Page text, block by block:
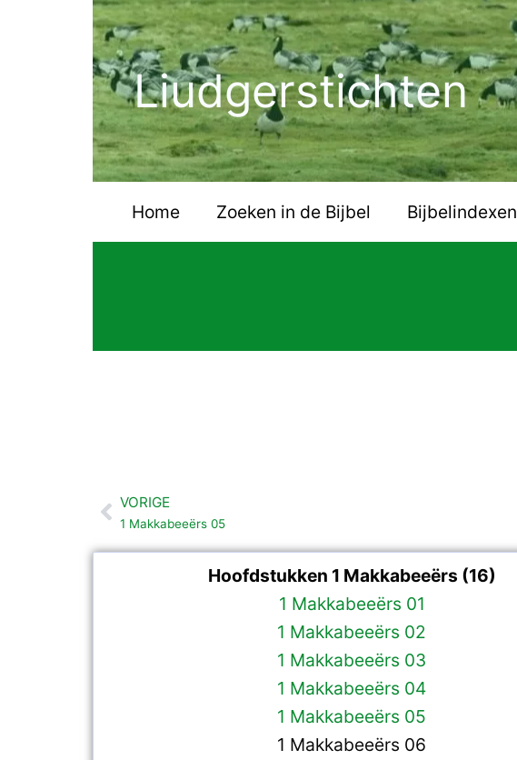
Liudgerstichten
Home Zoeken in de Bijbel Bijbelindexen
Vorige
VORIGE
1 Makkabeeërs 05
Hoofdstukken 1 Makkabeeërs (16)
1 Makkabeeërs 01
1 Makkabeeërs 02
1 Makkabeeërs 03
1 Makkabeeërs 04
1 Makkabeeërs 05
1 Makkabeeërs 06